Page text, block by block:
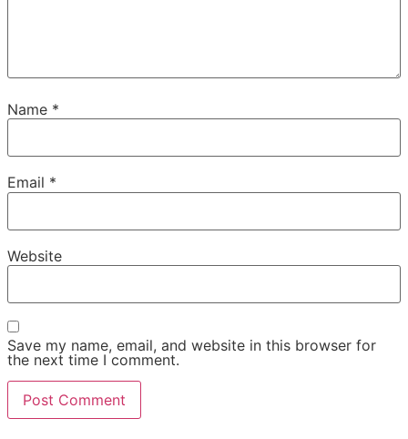
Name *
Email *
Website
Save my name, email, and website in this browser for
the next time I comment.